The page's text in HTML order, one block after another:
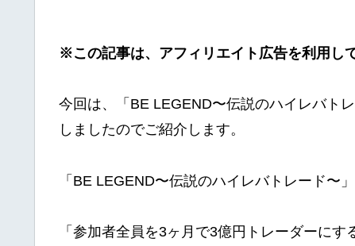
※この記事は、アフィリエイト広告を利用し
今回は、「BE LEGEND〜伝説のハイレバト
しましたのでご紹介します。
「BE LEGEND〜伝説のハイレバトレード〜
「参加者全員を3ヶ月で3億円トレーダーにす